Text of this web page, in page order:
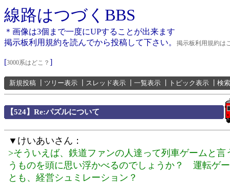
線路はつづくBBS
＊画像は3個まで一度にUPすることが出来ます
掲示板利用規約を読んでから投稿して下さい。
掲示板利用規約は
[3000系はどこ？ ]
新規投稿 ツリー表示 スレッド表示 一覧表示 トピック表示 検索
【524】Re:パズルについて
▼けいあいさん：
>そういえば、鉄道ファンの人達って列車ゲームと言
うものを頭に思い浮かべるのでしょうか？ 運転ゲ
とも、経営シュミレーション？